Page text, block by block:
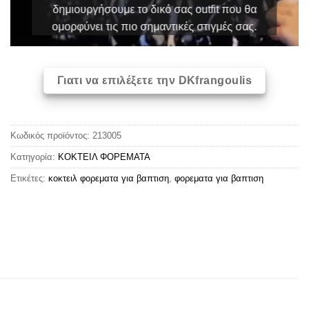
δημιουργήσουμε το δικό σας outfit που θα
ομορφύνει τις πιο σημαντικές στιγμές σας.
Γιατι να επιλέξετε την DKfrangoulis
Κωδικός προϊόντος: 213005
Κατηγορία: ΚΟΚΤΕΙΛ ΦΟΡΕΜΑΤΑ
Ετικέτες: κοκτειλ φορεματα για βαπτιση, φορεματα για βαπτιση